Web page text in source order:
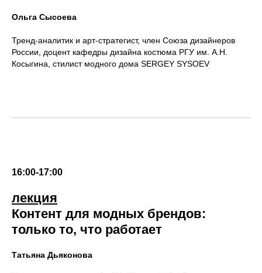
Ольга Сысоева
Тренд-аналитик и арт-стратегист, член Союза дизайнеров
России, доцент кафедры дизайна костюма РГУ им. А.Н.
Косыгина, стилист модного дома SERGEY SYSOEV
16:00-17:00
лекция
Контент для модных брендов:
только то, что работает
Татьяна Дьяконова